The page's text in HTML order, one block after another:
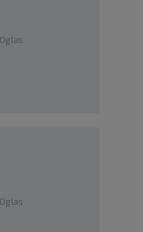
Oglas
Oglas